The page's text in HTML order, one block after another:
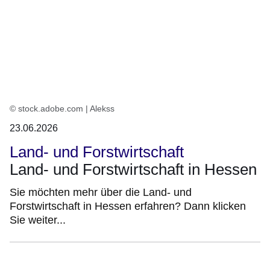
© stock.adobe.com | Alekss
23.06.2026
Land- und Forstwirtschaft
Land- und Forstwirtschaft in Hessen
Sie möchten mehr über die Land- und
Forstwirtschaft in Hessen erfahren? Dann klicken
Sie weiter...